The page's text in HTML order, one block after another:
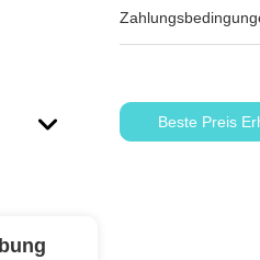
Beste Preis